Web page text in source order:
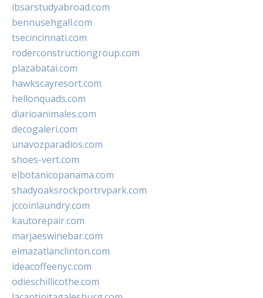
ibsarstudyabroad.com
bennusehgall.com
tsecincinnati.com
roderconstructiongroup.com
plazabatai.com
hawkscayresort.com
hellonquads.com
diarioanimales.com
decogaleri.com
unavozparadios.com
shoes-vert.com
elbotanicopanama.com
shadyoaksrockportrvpark.com
jccoinlaundry.com
kautorepair.com
marjaeswinebar.com
elmazatlanclinton.com
ideacoffeenyc.com
odieschillicothe.com